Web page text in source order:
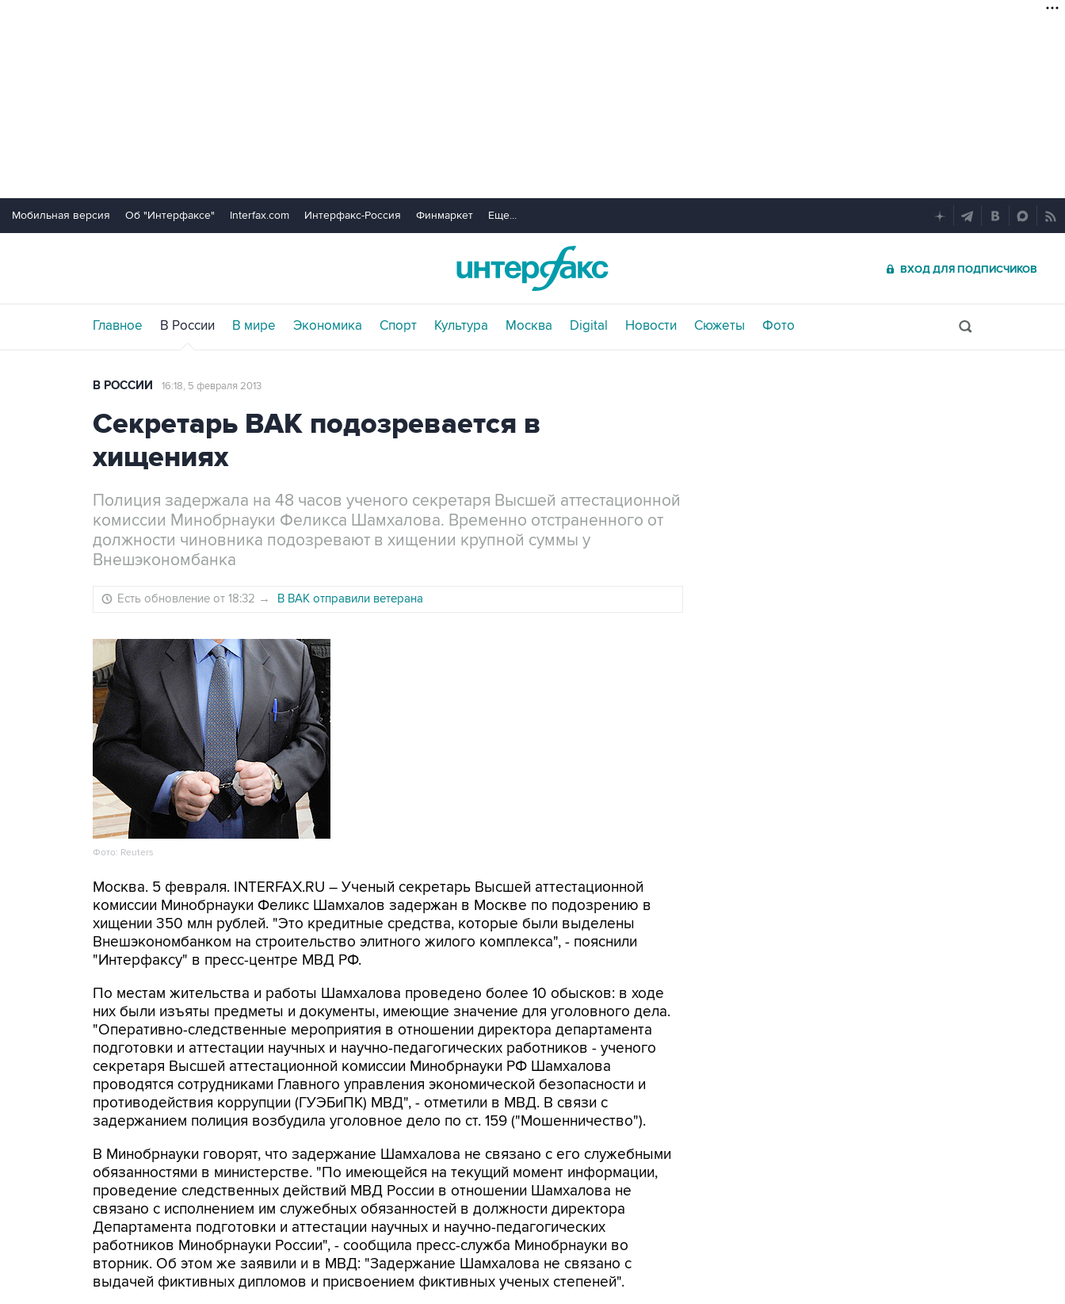
Мобильная версия Об "Интерфаксе" Interfax.com Интерфакс-Россия Финмаркет Еще...
ВХОД ДЛЯ ПОДПИСЧИКОВ
Главное В России В мире Экономика Спорт Культура Москва Digital Новости Сюжеты Фото
В РОССИИ 16:18, 5 февраля 2013
Секретарь ВАК подозревается в
хищениях
Полиция задержала на 48 часов ученого секретаря Высшей аттестационной
комиссии Минобрнауки Феликса Шамхалова. Временно отстраненного от
должности чиновника подозревают в хищении крупной суммы у
Внешэкономбанка
Есть обновление от 18:32 → В ВАК отправили ветерана
Фото: Reuters
Москва. 5 февраля. INTERFAX.RU – Ученый секретарь Высшей аттестационной
комиссии Минобрнауки Феликс Шамхалов задержан в Москве по подозрению в
хищении 350 млн рублей. "Это кредитные средства, которые были выделены
Внешэкономбанком на строительство элитного жилого комплекса", - пояснили
"Интерфаксу" в пресс-центре МВД РФ.
По местам жительства и работы Шамхалова проведено более 10 обысков: в ходе
них были изъяты предметы и документы, имеющие значение для уголовного дела.
"Оперативно-следственные мероприятия в отношении директора департамента
подготовки и аттестации научных и научно-педагогических работников - ученого
секретаря Высшей аттестационной комиссии Минобрнауки РФ Шамхалова
проводятся сотрудниками Главного управления экономической безопасности и
противодействия коррупции (ГУЭБиПК) МВД", - отметили в МВД. В связи с
задержанием полиция возбудила уголовное дело по ст. 159 ("Мошенничество").
В Минобрнауки говорят, что задержание Шамхалова не связано с его служебными
обязанностями в министерстве. "По имеющейся на текущий момент информации,
проведение следственных действий МВД России в отношении Шамхалова не
связано с исполнением им служебных обязанностей в должности директора
Департамента подготовки и аттестации научных и научно-педагогических
работников Минобрнауки России", - сообщила пресс-служба Минобрнауки во
вторник. Об этом же заявили и в МВД: "Задержание Шамхалова не связано с
выдачей фиктивных дипломов и присвоением фиктивных ученых степеней".